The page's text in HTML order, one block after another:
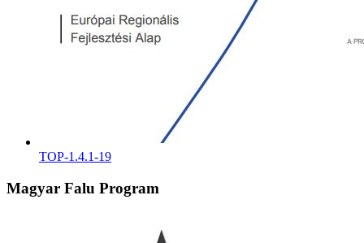
TOP-1.4.1-19
Magyar Falu Program